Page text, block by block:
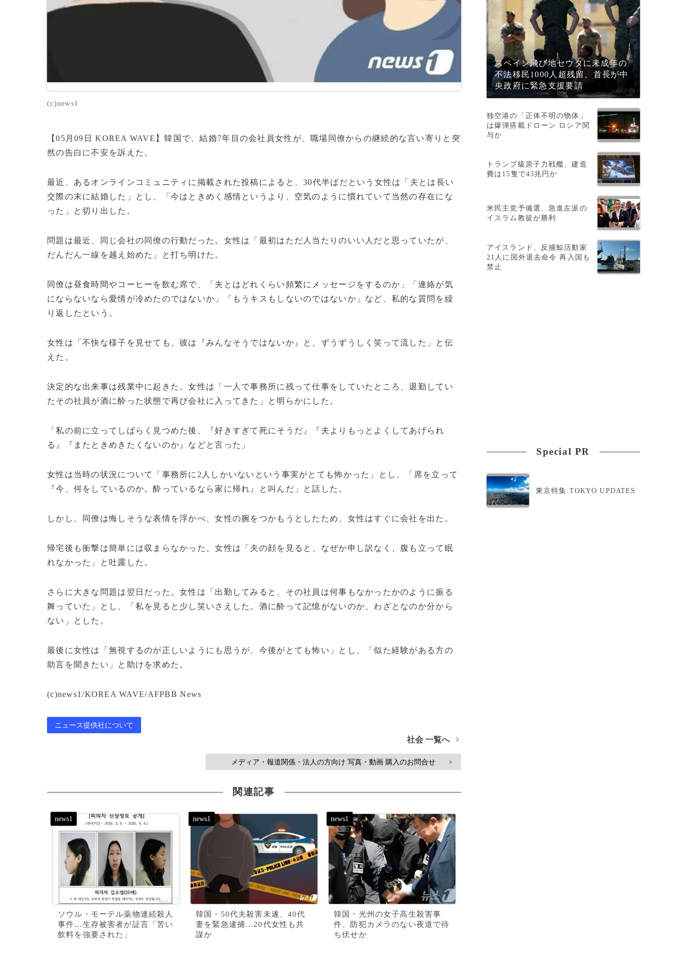
(c)news1
【05月09日 KOREA WAVE】韓国で、結婚7年目の会社員女性が、職場同僚からの継続的な言い寄りと突
然の告白に不安を訴えた。
最近、あるオンラインコミュニティに掲載された投稿によると、30代半ばだという女性は「夫とは長い
交際の末に結婚した」とし、「今はときめく感情というより、空気のように慣れていて当然の存在にな
った」と切り出した。
問題は最近、同じ会社の同僚の行動だった。女性は「最初はただ人当たりのいい人だと思っていたが、
だんだん一線を越え始めた」と打ち明けた。
同僚は昼食時間やコーヒーを飲む席で、「夫とはどれくらい頻繁にメッセージをするのか」「連絡が気
にならないなら愛情が冷めたのではないか」「もうキスもしないのではないか」など、私的な質問を繰
り返したという。
女性は「不快な様子を見せても、彼は『みんなそうではないか』と、ずうずうしく笑って流した」と伝
えた。
決定的な出来事は残業中に起きた。女性は「一人で事務所に残って仕事をしていたところ、退勤してい
たその社員が酒に酔った状態で再び会社に入ってきた」と明らかにした。
「私の前に立ってしばらく見つめた後、『好きすぎて死にそうだ』『夫よりもっとよくしてあげられ
る』『またときめきたくないのか』などと言った」
女性は当時の状況について「事務所に2人しかいないという事実がとても怖かった」とし、「席を立って
『今、何をしているのか。酔っているなら家に帰れ』と叫んだ」と話した。
しかし、同僚は悔しそうな表情を浮かべ、女性の腕をつかもうとしたため、女性はすぐに会社を出た。
帰宅後も衝撃は簡単には収まらなかった。女性は「夫の顔を見ると、なぜか申し訳なく、腹も立って眠
れなかった」と吐露した。
さらに大きな問題は翌日だった。女性は「出勤してみると、その社員は何事もなかったかのように振る
舞っていた」とし、「私を見ると少し笑いさえした。酒に酔って記憶がないのか、わざとなのか分から
ない」とした。
最後に女性は「無視するのが正しいようにも思うが、今後がとても怖い」とし、「似た経験がある方の
助言を聞きたい」と助けを求めた。
(c)news1/KOREA WAVE/AFPBB News
ニュース提供社について
社会 一覧へ >
メディア・報道関係・法人の方向け 写真・動画 購入のお問合せ >
関連記事
ソウル・モーテル薬物連続殺人
事件…生存被害者が証言「苦い
飲料を強要された」
韓国・50代夫殺害未遂、40代
妻を緊急逮捕…20代女性も共
謀か
韓国・光州の女子高生殺害事
件、防犯カメラのない夜道で待
ち伏せか
スペイン飛び地セウタに未成年の
不法移民1000人超残留、首長が中
央政府に緊急支援要請
独空港の「正体不明の物体」
は爆弾搭載ドローン ロシア関
与か
トランプ級原子力戦艦、建造
費は15隻で43兆円か
米民主党予備選、急進左派の
イスラム教徒が勝利
アイスランド、反捕鯨活動家
21人に国外退去命令 再入国も
禁止
Special PR
東京特集:TOKYO UPDATES